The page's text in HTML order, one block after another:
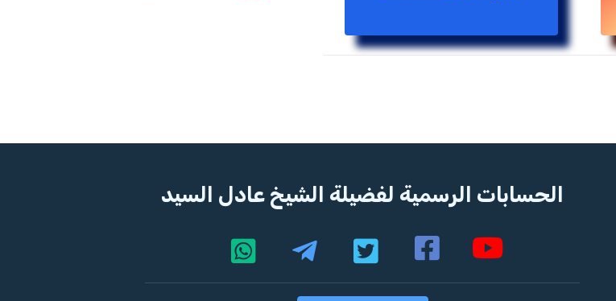
الحسابات الرسمية لفضيلة الشيخ عادل السيد